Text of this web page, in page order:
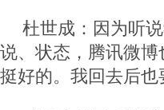
杜世成：因为听
说、状态，腾讯微
挺好的。我回去后